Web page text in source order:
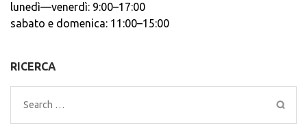
lunedì—venerdì: 9:00–17:00
sabato e domenica: 11:00–15:00
RICERCA
Search
for: